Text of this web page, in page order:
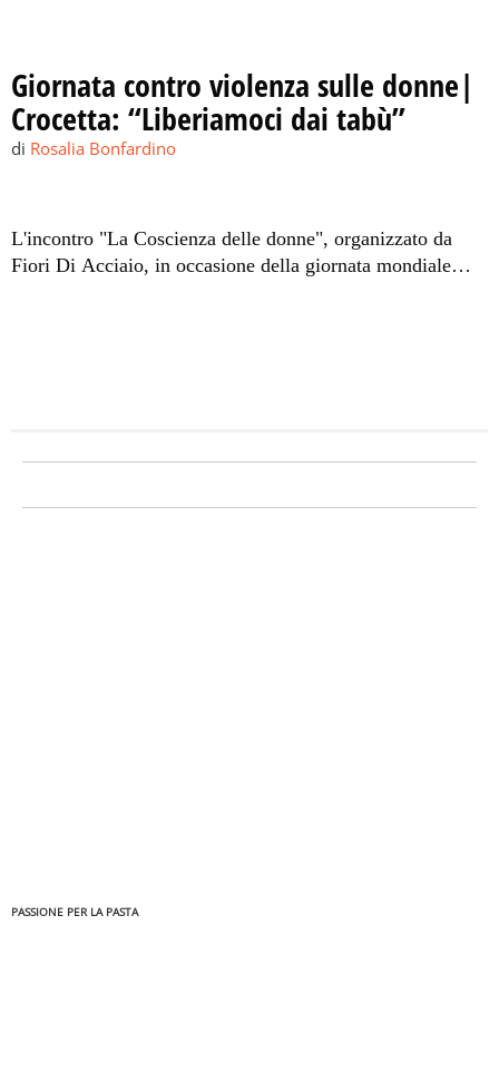
Giornata contro violenza sulle donne|
Crocetta: “Liberiamoci dai tabù”
di Rosalia Bonfardino
L'incontro "La Coscienza delle donne", organizzato da
Fiori Di Acciaio, in occasione della giornata mondiale
PASSIONE PER LA PASTA